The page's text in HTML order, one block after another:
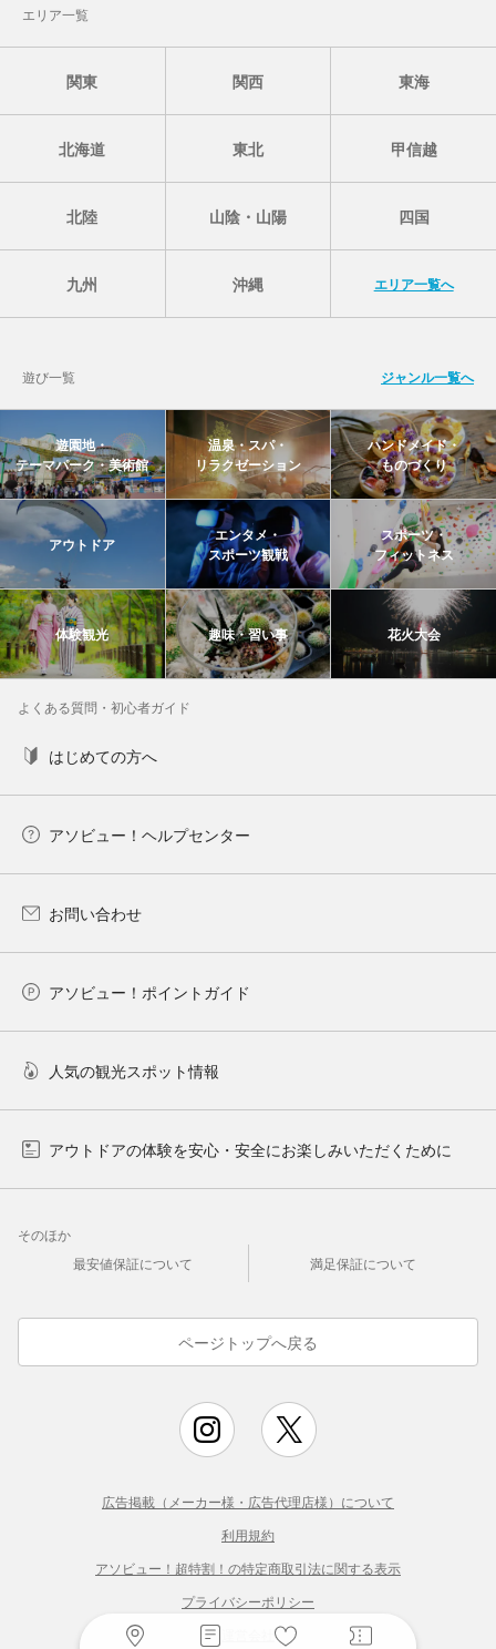
エリア一覧
関東 関西 東海
北海道 東北 甲信越
北陸 山陰・山陽 四国
九州 沖縄 エリア一覧へ
遊び一覧 ジャンル一覧へ
遊園地・
テーマパーク・美術館
温泉・スパ・
リラクゼーション
ハンドメイド・
ものづくり
アウトドア
エンタメ・
スポーツ観戦
スポーツ・
フィットネス
体験観光 趣味・習い事 花火大会
よくある質問・初心者ガイド
はじめての方へ
アソビュー！ヘルプセンター
お問い合わせ
アソビュー！ポイントガイド
人気の観光スポット情報
アウトドアの体験を安心・安全にお楽しみいただくために
そのほか
最安値保証について
満足保証について
ページトップへ戻る
広告掲載（メーカー様・広告代理店様）について
利用規約
アソビュー！超特割！の特定商取引法に関する表示
プライバシーポリシー